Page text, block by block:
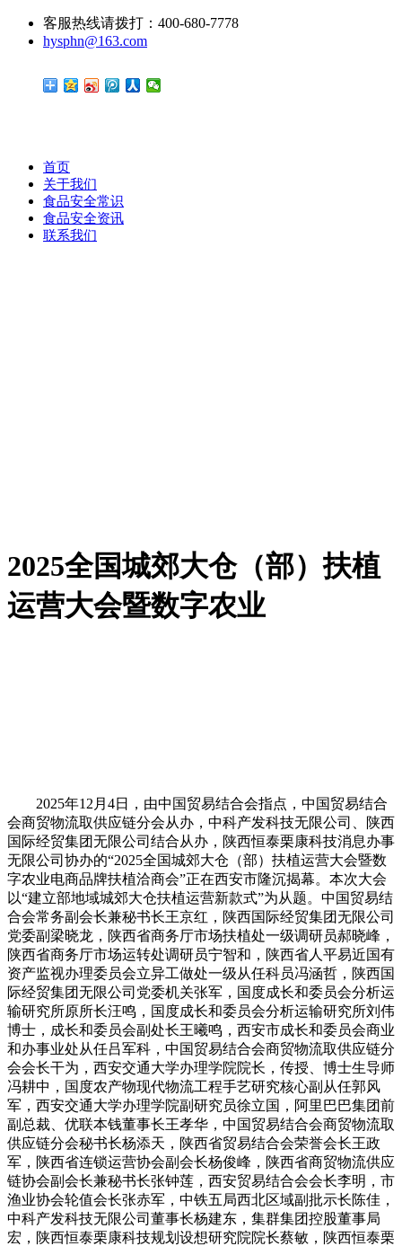
客服热线请拨打：400-680-7778
hysphn@163.com
首页
关于我们
食品安全常识
食品安全资讯
联系我们
2025全国城郊大仓（部）扶植
运营大会暨数字农业
2025年12月4日，由中国贸易结合会指点，中国贸易结合
会商贸物流取供应链分会从办，中科产发科技无限公司、陕西
国际经贸集团无限公司结合从办，陕西恒泰栗康科技消息办事
无限公司协办的“2025全国城郊大仓（部）扶植运营大会暨数
字农业电商品牌扶植洽商会”正在西安市隆沉揭幕。本次大会
以“建立部地域城郊大仓扶植运营新款式”为从题。中国贸易结
合会常务副会长兼秘书长王京红，陕西国际经贸集团无限公司
党委副梁晓龙，陕西省商务厅市场扶植处一级调研员郝晓峰，
陕西省商务厅市场运转处调研员宁智和，陕西省人平易近国有
资产监视办理委员会立异工做处一级从任科员冯涵哲，陕西国
际经贸集团无限公司党委机关张军，国度成长和委员会分析运
输研究所原所长汪鸣，国度成长和委员会分析运输研究所刘伟
博士，成长和委员会副处长王曦鸣，西安市成长和委员会商业
和办事业处从任吕军科，中国贸易结合会商贸物流取供应链分
会会长干为，西安交通大学办理学院院长，传授、博士生导师
冯耕中，国度农产物现代物流工程手艺研究核心副从任郭风
军，西安交通大学办理学院副研究员徐立国，阿里巴巴集团前
副总裁、优联本钱董事长王孝华，中国贸易结合会商贸物流取
供应链分会秘书长杨添天，陕西省贸易结合会荣誉会长王政
军，陕西省连锁运营协会副会长杨俊峰，陕西省商贸物流供应
链协会副会长兼秘书长张钟莲，西安贸易结合会会长李明，市
渔业协会轮值会长张赤军，中铁五局西北区域副批示长陈佳，
中科产发科技无限公司董事长杨建东，集群集团控股董事局
宏，陕西恒泰栗康科技规划设想研究院院长蔡敏，陕西恒泰栗